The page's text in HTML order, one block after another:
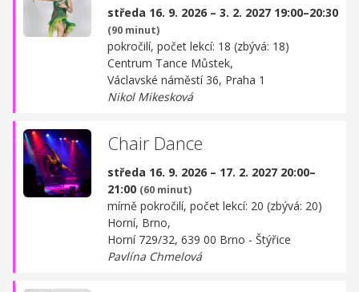
středa 16. 9. 2026 – 3. 2. 2027 19:00–20:30
(90 minut)
pokročilí, počet lekcí: 18 (zbývá: 18)
Centrum Tance Můstek,
Václavské náměstí 36, Praha 1
Nikol Mikesková
Chair Dance
středa 16. 9. 2026 – 17. 2. 2027 20:00–
21:00 (60 minut)
mírně pokročilí, počet lekcí: 20 (zbývá: 20)
Horní, Brno,
Horní 729/32, 639 00 Brno - Štýřice
Pavlína Chmelová